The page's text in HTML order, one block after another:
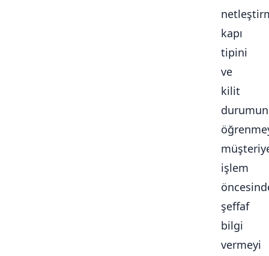
kapı
tipini
ve
kilit
işlem
şeffaf
bilgi
vermeyi